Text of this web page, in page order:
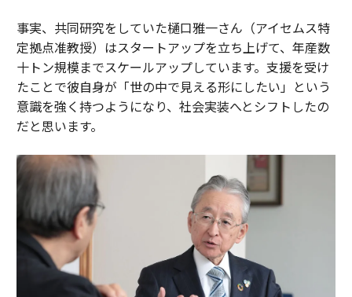
事実、共同研究をしていた樋口雅一さん（アイセムス特
定拠点准教授）はスタートアップを立ち上げて、年産数
十トン規模までスケールアップしています。支援を受け
たことで彼自身が「世の中で見える形にしたい」という
意識を強く持つようになり、社会実装へとシフトしたの
だと思います。